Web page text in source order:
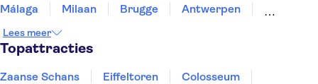
Málaga
Milaan Brugge
Antwerpen
Eindhoven
Lees meer
Topattracties
Zaanse Schans Eiffeltoren
Colosseum